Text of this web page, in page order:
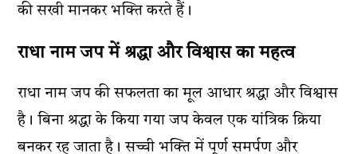
की सखी मानकर भक्ति करते हैं।
राधा नाम जप में श्रद्धा और विश्वास का महत्व
राधा नाम जप की सफलता का मूल आधार श्रद्धा और विश्वास
है। बिना श्रद्धा के किया गया जप केवल एक यांत्रिक क्रिया
बनकर रह जाता है। सच्ची भक्ति में पूर्ण समर्पण और